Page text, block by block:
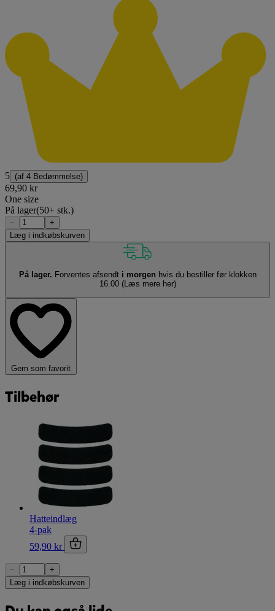
5 (af 4 Bedømmelse)
69,90 kr
One size
På lager(50+ stk.)
−
+
Læg i indkøbskurven
På lager. Forventes afsendt i morgen hvis du bestiller før klokken
16.00 (Læs mere her)
Gem som favorit
Tilbehør
Hatteindlæg
4-pak
59,90 kr
−
+
Læg i indkøbskurven